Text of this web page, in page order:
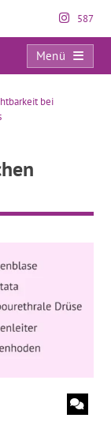
587
Menü
bei